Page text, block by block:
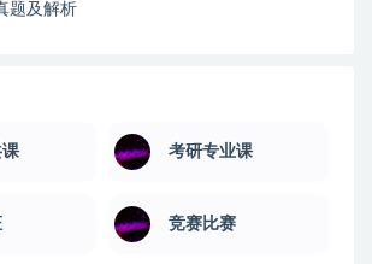
题及解析
考研专业课
竞赛比赛